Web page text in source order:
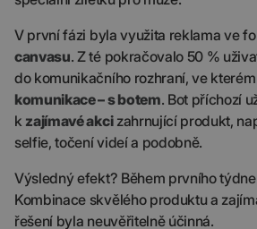
V první fázi byla využita reklama ve
canvasu. Z té pokračovalo 50 %
do komunikačního rozhraní, ve
komunikace – s botem. Bot příchozí
k zajímavé akcizahrnující produkt,
selfie, točení videí a podobně.
Výsledný efekt? Během prvního
Kombinace skvělého produktu a
řešení byla neuvěřitelně účinná.